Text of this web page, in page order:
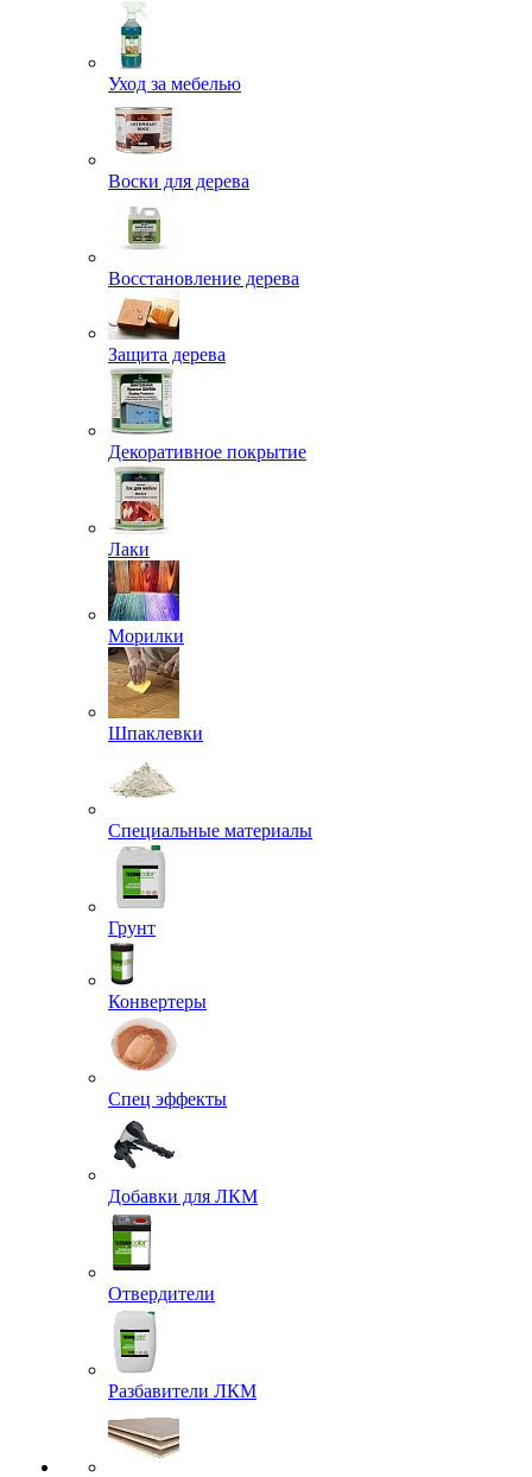
Уход за мебелью
Воски для дерева
Восстановление дерева
Защита дерева
Декоративное покрытие
Лаки
Морилки
Шпаклевки
Специальные материалы
Грунт
Конвертеры
Спец эффекты
Добавки для ЛКМ
Отвердители
Разбавители ЛКМ